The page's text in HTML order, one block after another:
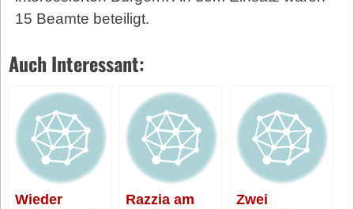
15 Beamte beteiligt.
Auch Interessant:
Wieder
Razzia am
Zwei